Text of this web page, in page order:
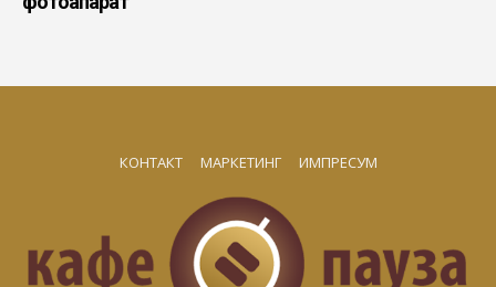
КОНТАКТ МАРКЕТИНГ ИМПРЕСУМ